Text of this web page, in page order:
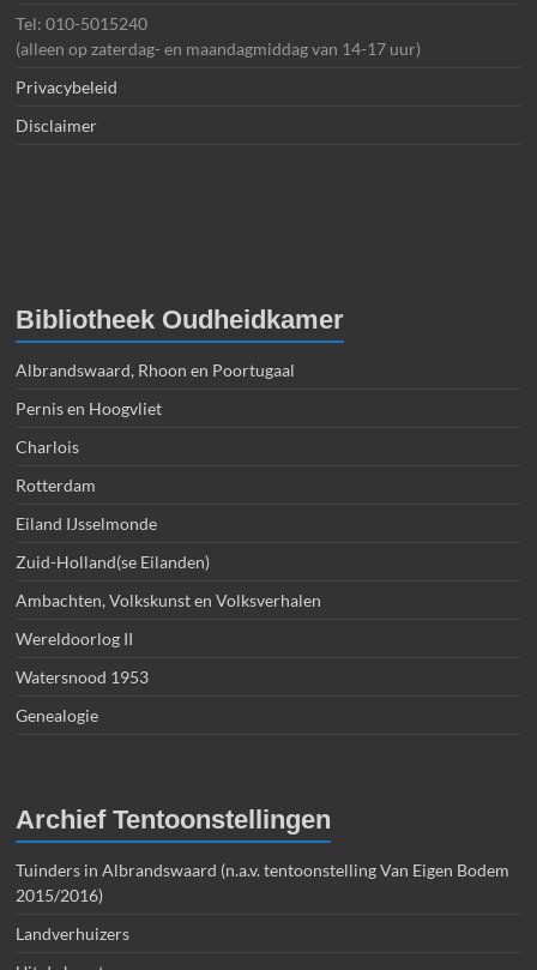
Tel: 010-5015240
(alleen op zaterdag- en maandagmiddag van 14-17 uur)
Privacybeleid
Disclaimer
Bibliotheek Oudheidkamer
Albrandswaard, Rhoon en Poortugaal
Pernis en Hoogvliet
Charlois
Rotterdam
Eiland IJsselmonde
Zuid-Holland(se Eilanden)
Ambachten, Volkskunst en Volksverhalen
Wereldoorlog II
Watersnood 1953
Genealogie
Archief Tentoonstellingen
Tuinders in Albrandswaard (n.a.v. tentoonstelling Van Eigen Bodem
2015/2016)
Landverhuizers